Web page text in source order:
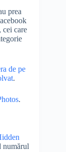
prea
cei care
de pe
.
.
numărul